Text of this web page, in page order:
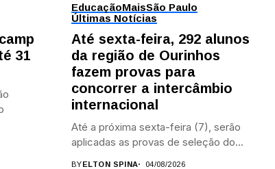
31
EducaçãoMaisSão Paulo
Últimas Notícias
Até sexta-feira, 292 alunos
da região de Ourinhos
fazem provas para
concorrer a intercâmbio
internacional
Até a próxima sexta-feira (7), serão
aplicadas as provas de seleção do...
BYELTON SPINA 04/08/2026